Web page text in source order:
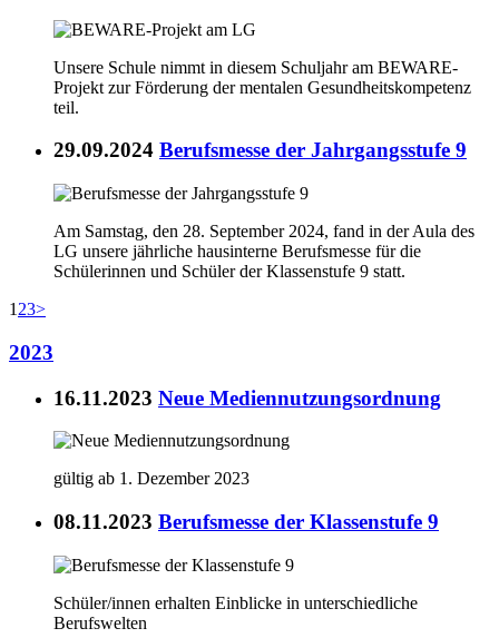
Unsere Schule nimmt in diesem Schuljahr am BEWARE-
Projekt zur Förderung der mentalen Gesundheitskompetenz
teil.
29.09.2024 Berufsmesse der Jahrgangsstufe 9
Am Samstag, den 28. September 2024, fand in der Aula des
LG unsere jährliche hausinterne Berufsmesse für die
Schülerinnen und Schüler der Klassenstufe 9 statt.
1 23>
2023
16.11.2023 Neue Mediennutzungsordnung
gültig ab 1. Dezember 2023
08.11.2023 Berufsmesse der Klassenstufe 9
Schüler/innen erhalten Einblicke in unterschiedliche
Berufswelten